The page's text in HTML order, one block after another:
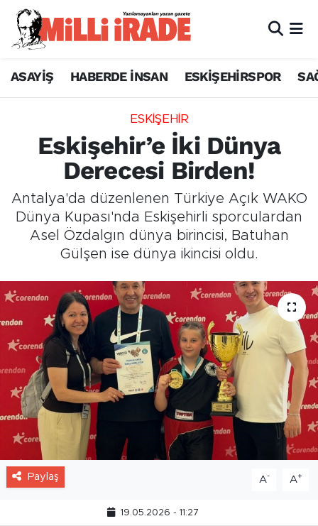
ASAYİŞ HABERDE İNSAN ESKİŞEHİRSPOR
ESKİŞEHİR
Eskişehir’e İki Dünya
Derecesi Birden!
Antalya'da düzenlenen Türkiye Açık WAKO
Dünya Kupası'nda Eskişehirli sporculardan
Asel Özdalgın dünya birincisi, Batuhan
Gülşen ise dünya ikincisi oldu.
Paylaş A- A+
19.05.2026 - 11:27